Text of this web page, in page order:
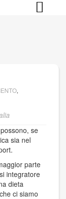
,
se
sia nel
parte
integratore
dieta
ci siamo